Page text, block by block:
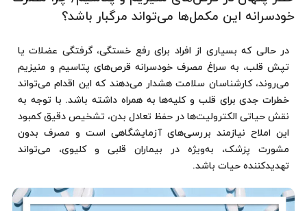
خودسرانه این مکمل‌ها می‌تواند مرگبار باشد؟
در حالی که بسیاری از افراد برای رفع خستگی، گرفتگی عضلات یا
تپش قلب، به سراغ مصرف خودسرانه قرص‌های پتاسیم و منیزیم
می‌روند، کارشناسان سلامت هشدار می‌دهند که این اقدام می‌تواند
خطرات جدی برای قلب و کلیه‌ها به همراه داشته باشد. با توجه به
نقش حیاتی الکترولیت‌ها در حفظ تعادل بدن، تشخیص دقیق کمبود
این املاح نیازمند بررسی‌های آزمایشگاهی است و مصرف بدون
مشورت پزشک، به‌ویژه در بیماران قلبی و کلیوی، می‌تواند
تهدیدکننده حیات باشد.